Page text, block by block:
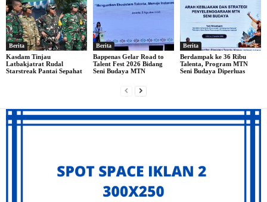
Berita
Kasdam Tinjau
Latbakjatrat Rudal
Starstreak Pantai Sepahat
Berita
Bappenas Gelar Road to
Talent Fest 2026 Bidang
Seni Budaya MTN
Berita
Berdampak ke 36 Ribu
Talenta, Program MTN
Seni Budaya Diperluas